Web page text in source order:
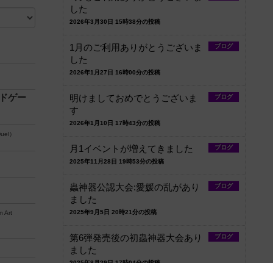
ゲー
）
Art
した
2026年3月30日 15時38分の投稿
ブログ
1月のご利用ありがとうございま
した
2026年1月27日 16時00分の投稿
ブログ
明けましておめでとうございま
す
2026年1月10日 17時43分の投稿
ブログ
月1イベントが増えてきました
2025年11月28日 19時53分の投稿
ブログ
蟲神器公認大会:愛媛の乱があり
ました
2025年9月5日 20時21分の投稿
ブログ
第6弾発売後の初蟲神器大会あり
ました